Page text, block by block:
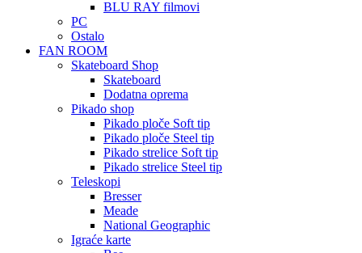
BLU RAY filmovi
PC
Ostalo
FAN ROOM
Skateboard Shop
Skateboard
Dodatna oprema
Pikado shop
Pikado ploče Soft tip
Pikado ploče Steel tip
Pikado strelice Soft tip
Pikado strelice Steel tip
Teleskopi
Bresser
Meade
National Geographic
Igraće karte